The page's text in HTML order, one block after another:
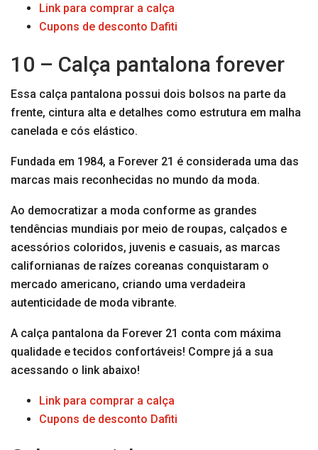
Link para comprar a calça
Cupons de desconto Dafiti
10 – Calça pantalona forever
Essa calça pantalona possui dois bolsos na parte da
frente, cintura alta e detalhes como estrutura em malha
canelada e cós elástico.
Fundada em 1984, a Forever 21 é considerada uma das
marcas mais reconhecidas no mundo da moda.
Ao democratizar a moda conforme as grandes
tendências mundiais por meio de roupas, calçados e
acessórios coloridos, juvenis e casuais, as marcas
californianas de raízes coreanas conquistaram o
mercado americano, criando uma verdadeira
autenticidade de moda vibrante.
A calça pantalona da Forever 21 conta com máxima
qualidade e tecidos confortáveis! Compre já a sua
acessando o link abaixo!
Link para comprar a calça
Cupons de desconto Dafiti